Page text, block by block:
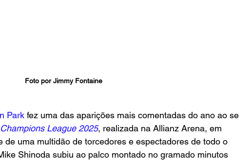
Foto por Jimmy Fontaine
Park fez uma das aparições mais comentadas do ano ao se
Champions League 2025, realizada na Allianz Arena, em
de uma multidão de torcedores e espectadores de todo o
Shinoda subiu ao palco montado no gramado minutos